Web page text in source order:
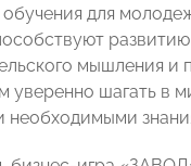
обучения для
развитию
мышления и
уверенно шагать в